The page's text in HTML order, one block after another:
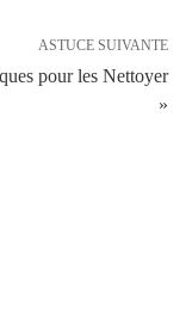
ASTUCE SUIVANTE
pour les Nettoyer
»